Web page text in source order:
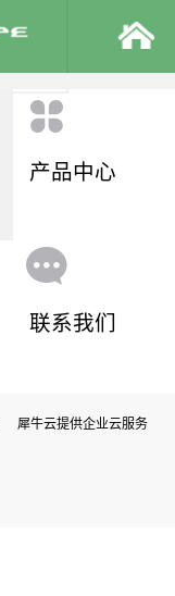
产品中心
联系我们
犀牛云提供企业云服务